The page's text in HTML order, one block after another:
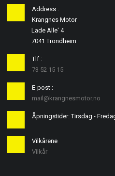
Address :
Krangnes Motor
Lade Alle' 4
7041 Trondheim
Tlf :
73 52 15 15
E-post :
mail@krangnesmotor.no
Åpningstider: Tirsdag -
Vilkårene
Vilkår